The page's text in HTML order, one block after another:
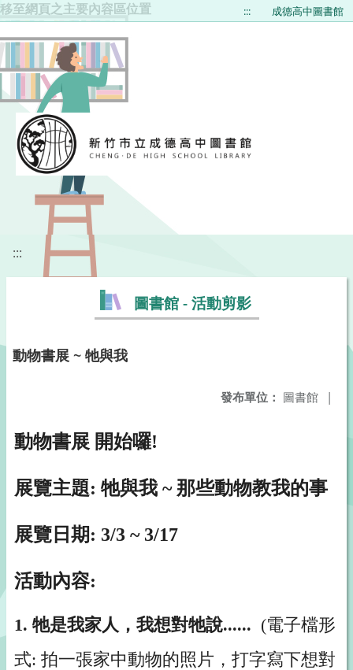
移至網頁之主要內容區位置 ::: 成德高中圖書館
:::
圖書館 - 活動剪影
動物書展 ~ 牠與我
發布單位： 圖書館 |
動物書展 開始囉!
展覽主題: 牠與我 ~ 那些動物教我的事
展覽日期: 3/3 ~ 3/17
活動內容:
1. 牠是我家人，我想對牠說...... (電子檔形
式: 拍一張家中動物的照片，打字寫下想對